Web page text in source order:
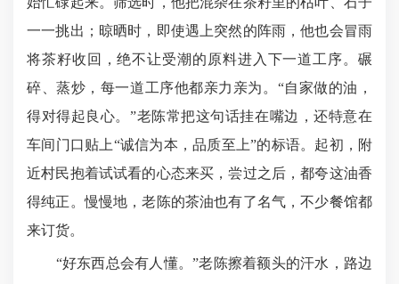
一一挑出；晾晒时，即使遇上突然的阵雨，他也会冒雨
将茶籽收回，绝不让受潮的原料进入下一道工序。碾
碎、蒸炒，每一道工序他都亲力亲为。“自家做的油，
得对得起良心。”老陈常把这句话挂在嘴边，还特意在
车间门口贴上“诚信为本，品质至上”的标语。起初，附
近村民抱着试试看的心态来买，尝过之后，都夸这油香
得纯正。慢慢地，老陈的茶油也有了名气，不少餐馆都
来订货。​
“好东西总会有人懂。”老陈擦着额头的汗水，路边